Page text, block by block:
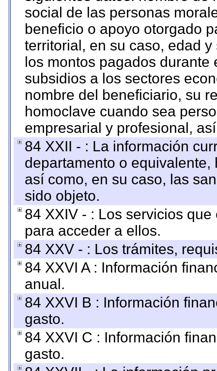
social de las personas
beneficio o apoyo otorgado
territorial, en su caso, edad
los montos pagados
subsidios a los sectores
nombre del beneficiario, su
homoclave cuando sea
empresarial y profesional,
84 XXII - : La información
departamento o
así como, en su caso, las
sido objeto.
84 XXIV - : Los servicios
para acceder a ellos.
84 XXV - : Los trámites,
84 XXVI A : Información
anual.
84 XXVI B : Información
gasto.
84 XXVI C : Información
gasto.